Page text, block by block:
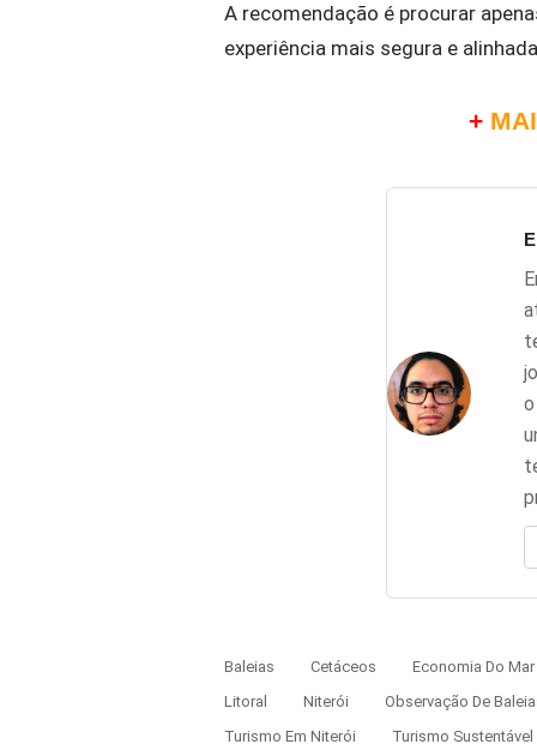
A recomendação é procurar
experiência mais segura e
+
Baleias Cetáceos
Economia Do Mar
Litoral
Niterói
Observação De
Turismo Em Niterói
Turismo Sustentável